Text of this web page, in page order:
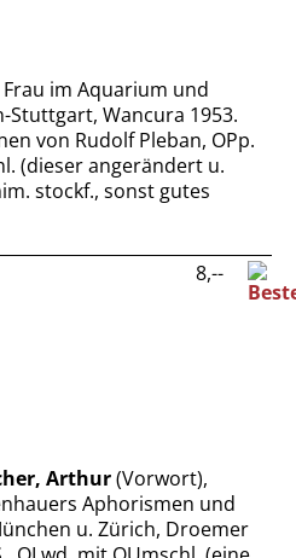
Frau im Aquarium und
Stuttgart, Wancura 1953.
von Rudolf Pleban, OPp.
(dieser angerändert u.
stockf., sonst gutes
Arthur(Vorwort),
Aphorismen und
u. Zürich, Droemer
8,--